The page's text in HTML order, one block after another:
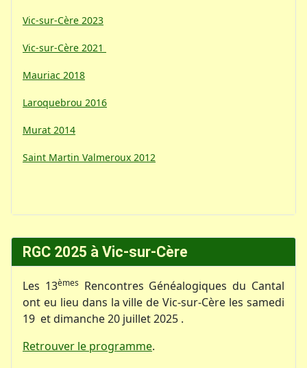
RGC 2025 à Vic-sur-Cère
Les 13èmes Rencontres Généalogiques du Cantal
ont eu lieu dans la ville de Vic-sur-Cère les samedi
19 et dimanche 20 juillet 2025 .
Retrouver le programme.
Vic-sur-Cère 2023
Vic-sur-Cère 2021
Mauriac 2018
Laroquebrou 2016
Murat 2014
Saint Martin Valmeroux 2012